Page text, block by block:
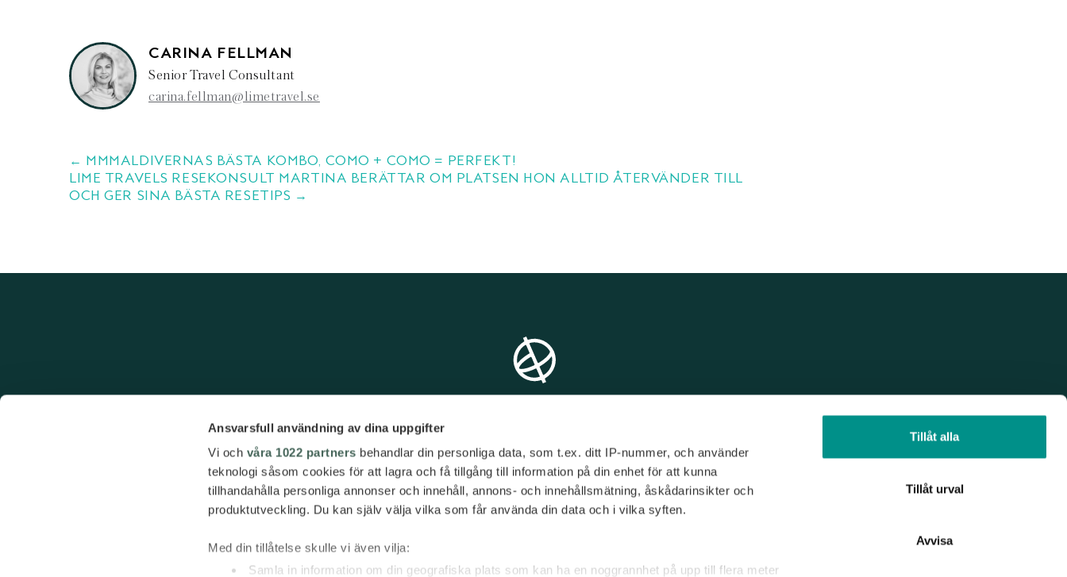
Ansvarsfull användning av dina uppgifter
Vi och våra 1022 partners behandlar din personliga data, som t.ex. ditt IP-nummer, och använder
teknologi såsom cookies för att lagra och få tillgång till information på din enhet för att kunna
tillhandahålla personliga annonser och innehåll, annons- och innehållsmätning, åskådarinsikter och
produktutveckling. Du kan själv välja vilka som får använda din data och i vilka syften.
Med din tillåtelse skulle vi även vilja:
Samla in information om din geografiska plats som kan ha en noggrannhet på upp till flera meter
Tillåt alla
Tillåt urval
Avvisa
CARINA FELLMAN
Senior Travel Consultant
carina.fellman@limetravel.se
← MMMALDIVERNAS BÄSTA KOMBO, COMO + COMO = PERFEKT!
LIME TRAVELS RESEKONSULT MARTINA BERÄTTAR OM PLATSEN HON ALLTID ÅTERVÄNDER TILL
OCH GER SINA BÄSTA RESETIPS →